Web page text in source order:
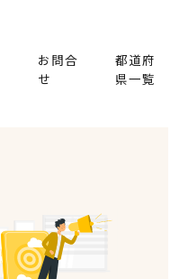
お問合
せ
都道府
県一覧